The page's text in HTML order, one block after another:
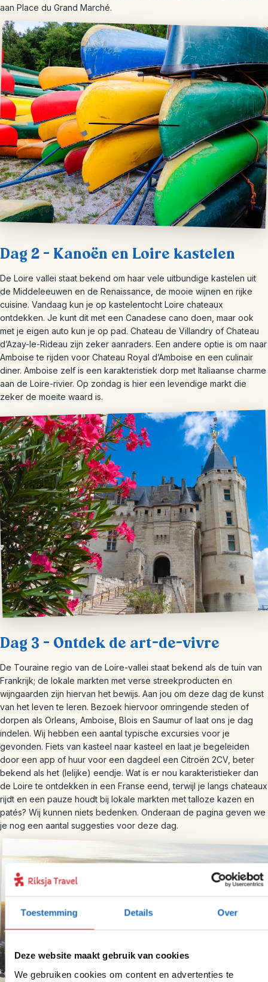
Toestemming Details Over
Deze website maakt gebruik van cookies
We gebruiken cookies om content en advertenties te
aan Place du Grand Marché.
Dag 2 – Kanoën en Loire kastelen
De Loire vallei staat bekend om haar vele uitbundige kastelen uit
de Middeleeuwen en de Renaissance, de mooie wijnen en rijke
cuisine. Vandaag kun je op kastelentocht Loire chateaux
ontdekken. Je kunt dit met een Canadese cano doen, maar ook
met je eigen auto kun je op pad. Chateau de Villandry of Chateau
d’Azay-le-Rideau zijn zeker aanraders. Een andere optie is om naar
Amboise te rijden voor Chateau Royal d’Amboise en een culinair
diner. Amboise zelf is een karakteristiek dorp met Italiaanse charme
aan de Loire-rivier. Op zondag is hier een levendige markt die
zeker de moeite waard is.
Dag 3 – Ontdek de art-de-vivre
De Touraine regio van de Loire-vallei staat bekend als de tuin van
Frankrijk; de lokale markten met verse streekproducten en
wijngaarden zijn hiervan het bewijs. Aan jou om deze dag de kunst
van het leven te leren. Bezoek hiervoor omringende steden of
dorpen als Orleans, Amboise, Blois en Saumur of laat ons je dag
indelen. Wij hebben een aantal typische excursies voor je
gevonden. Fiets van kasteel naar kasteel en laat je begeleiden
door een app of huur voor een dagdeel een Citroën 2CV, beter
bekend als het (lelijke) eendje. Wat is er nou karakteristieker dan
de Loire te ontdekken in een Franse eend, terwijl je langs chateaux
rijdt en een pauze houdt bij lokale markten met talloze kazen en
patés? Wij kunnen niets bedenken. Onderaan de pagina geven we
je nog een aantal suggesties voor deze dag.